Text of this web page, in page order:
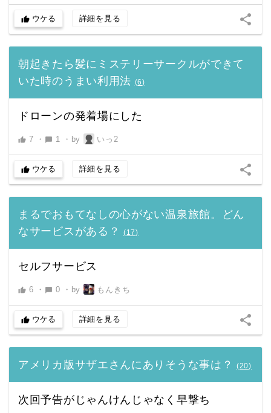
thumb_up ウケる 詳細を見る share
朝起きたら髪にミステリーサークルができて
いた時のうまい利用法 (6)
ドローンの発着場にした
thumb_up 7 ・ chat_bubble 1 ・ by いっ2
thumb_up ウケる 詳細を見る share
まるでおもてなしの心がない温泉旅館。どん
なサービスがある？
(17)
セルフサービス
thumb_up 6 ・ chat_bubble 0 ・ by もんきち
thumb_up ウケる 詳細を見る share
アメリカ版サザエさんにありそうな事は？ (20)
次回予告がじゃんけんじゃなく早撃ち